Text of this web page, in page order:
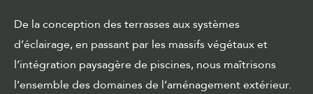
De la conception des terrasses aux systèmes
d’éclairage, en passant par les massifs végétaux et
l’intégration paysagère de piscines, nous maîtrisons
l’ensemble des domaines de l’aménagement extérieur.